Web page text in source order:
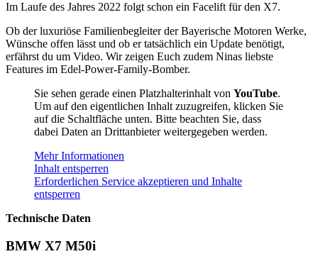
Im Laufe des Jahres 2022 folgt schon ein Facelift für den X7.
Ob der luxuriöse Familienbegleiter der Bayerische Motoren Werke,
Wünsche offen lässt und ob er tatsächlich ein Update benötigt,
erfährst du um Video. Wir zeigen Euch zudem Ninas liebste
Features im Edel-Power-Family-Bomber.
Sie sehen gerade einen Platzhalterinhalt von YouTube.
Um auf den eigentlichen Inhalt zuzugreifen, klicken Sie
auf die Schaltfläche unten. Bitte beachten Sie, dass
dabei Daten an Drittanbieter weitergegeben werden.
Mehr Informationen
Inhalt entsperren
Erforderlichen Service akzeptieren und Inhalte
entsperren
Technische Daten
BMW X7 M50i